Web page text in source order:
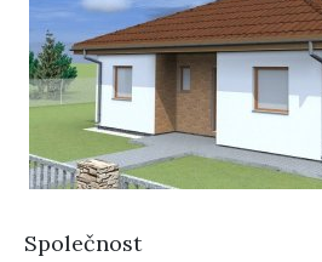
Společnost